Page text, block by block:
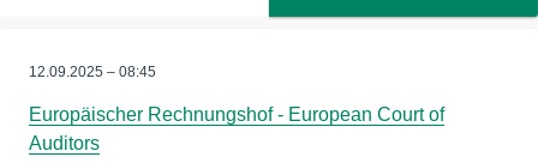
12.09.2025 – 08:45
Europäischer Rechnungshof - European Court of
Auditors